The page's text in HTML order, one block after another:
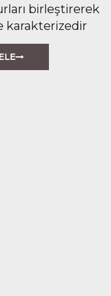
birleştirerek
karakterizedir